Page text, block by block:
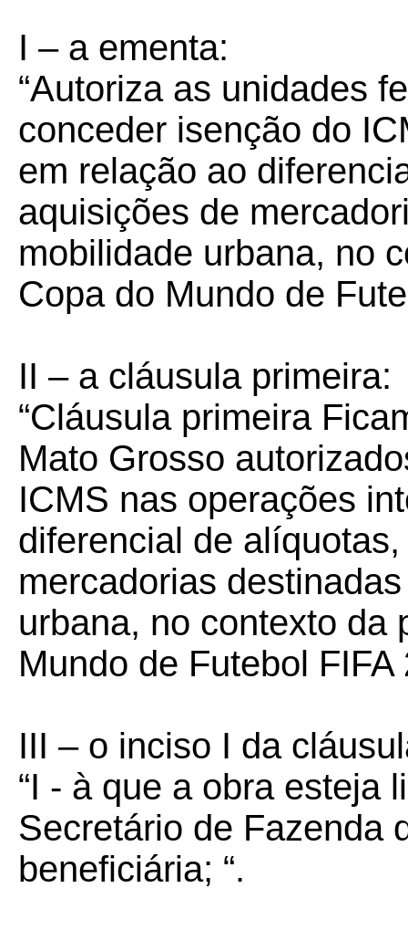
I – a ementa:
“Autoriza as unidades
conceder isenção do
em relação ao
aquisições de
mobilidade urbana, no
Copa do Mundo de
II – a cláusula primeira:
“Cláusula primeira
Mato Grosso
ICMS nas operações
diferencial de
mercadorias
urbana, no contexto da
Mundo de Futebol FIFA
III – o inciso I da
“I - à que a obra esteja
Secretário de Fazenda
beneficiária; “.